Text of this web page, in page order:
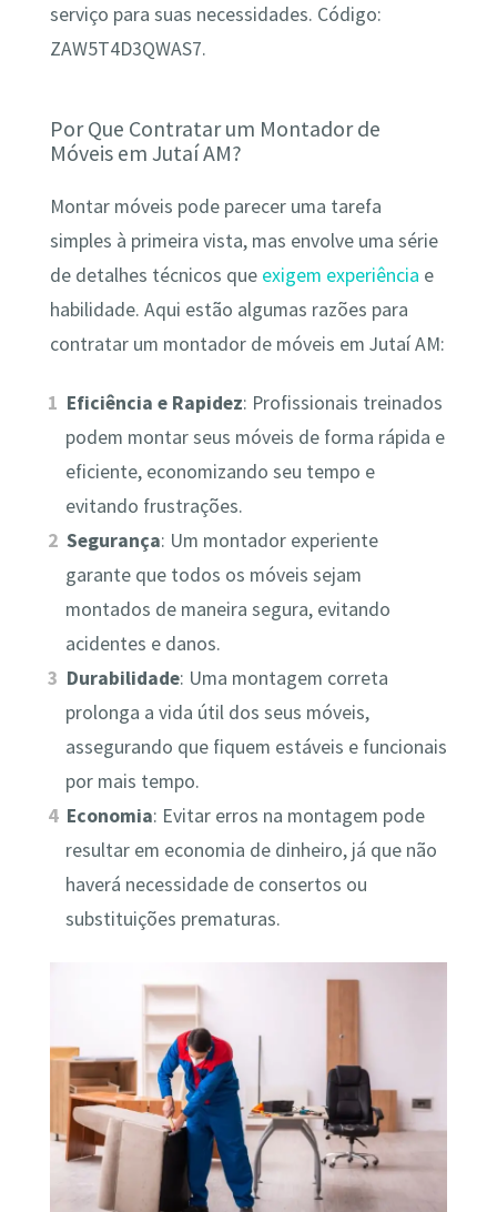
serviço para suas necessidades. Código:
ZAW5T4D3QWAS7.
Por Que Contratar um Montador de
Móveis em Jutaí AM?
Montar móveis pode parecer uma tarefa
simples à primeira vista, mas envolve uma série
de detalhes técnicos que exigem experiência e
habilidade. Aqui estão algumas razões para
contratar um montador de móveis em Jutaí AM:
Eficiência e Rapidez: Profissionais treinados
podem montar seus móveis de forma rápida e
eficiente, economizando seu tempo e
evitando frustrações.
Segurança: Um montador experiente
garante que todos os móveis sejam
montados de maneira segura, evitando
acidentes e danos.
Durabilidade: Uma montagem correta
prolonga a vida útil dos seus móveis,
assegurando que fiquem estáveis e funcionais
por mais tempo.
Economia: Evitar erros na montagem pode
resultar em economia de dinheiro, já que não
haverá necessidade de consertos ou
substituições prematuras.